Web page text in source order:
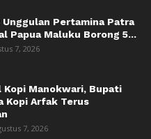
Unggulan Pertamina Patra
Papua Maluku Borong 5...
7, 2026
Kopi Manokwari, Bupati
Kopi Arfak Terus
7, 2026